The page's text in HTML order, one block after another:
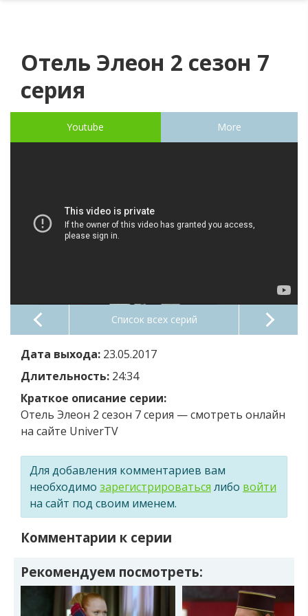
Отель Элеон 2 сезон 7
серия
Youtube More
Список всех серий
Дата выхода: 23.05.2017
Длительность: 24:34
Краткое описание серии:
Отель Элеон 2 сезон 7 серия — смотреть онлайн
на сайте UniverTV
Для добавления комментариев вам
необходимо зарегистрироваться либо войти
на сайт под своим именем.
Комментарии к серии
Рекомендуем посмотреть: